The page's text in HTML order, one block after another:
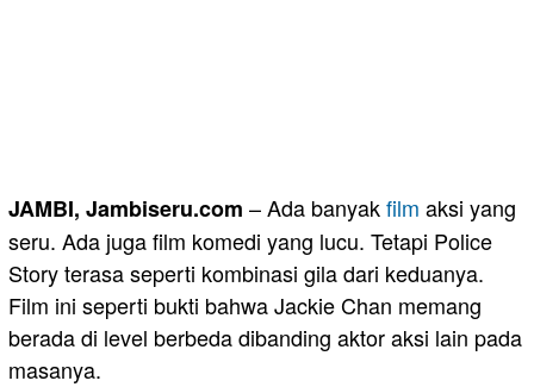
JAMBI, Jambiseru.com – Ada banyakfilm aksi yang
seru. Ada juga film komedi yang lucu. Tetapi Police
Story terasa seperti kombinasi gila dari keduanya.
Film ini seperti bukti bahwa Jackie Chan memang
berada di level berbeda dibanding aktor aksi lain pada
masanya.